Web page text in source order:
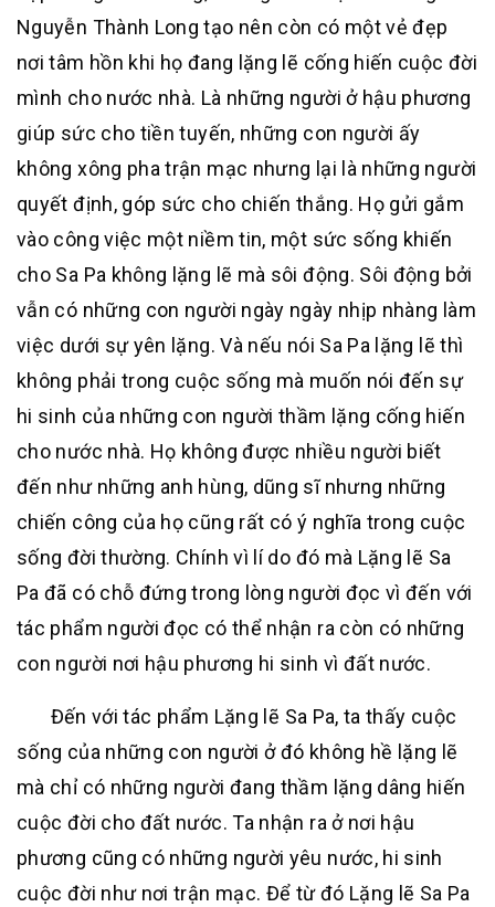
Nguyễn Thành Long tạo nên còn có một vẻ đẹp
nơi tâm hồn khi họ đang lặng lẽ cống hiến cuộc đời
mình cho nước nhà. Là những người ở hậu phương
giúp sức cho tiền tuyến, những con người ấy
không xông pha trận mạc nhưng lại là những người
quyết định, góp sức cho chiến thắng. Họ gửi gắm
vào công việc một niềm tin, một sức sống khiến
cho Sa Pa không lặng lẽ mà sôi động. Sôi động bởi
vẫn có những con người ngày ngày nhịp nhàng làm
việc dưới sự yên lặng. Và nếu nói Sa Pa lặng lẽ thì
không phải trong cuộc sống mà muốn nói đến sự
hi sinh của những con người thầm lặng cống hiến
cho nước nhà. Họ không được nhiều người biết
đến như những anh hùng, dũng sĩ nhưng những
chiến công của họ cũng rất có ý nghĩa trong cuộc
sống đời thường. Chính vì lí do đó mà Lặng lẽ Sa
Pa đã có chỗ đứng trong lòng người đọc vì đến với
tác phẩm người đọc có thể nhận ra còn có những
con người nơi hậu phương hi sinh vì đất nước.
Đến với tác phẩm Lặng lẽ Sa Pa, ta thấy cuộc
sống của những con người ở đó không hề lặng lẽ
mà chỉ có những người đang thầm lặng dâng hiến
cuộc đời cho đất nước. Ta nhận ra ở nơi hậu
phương cũng có những người yêu nước, hi sinh
cuộc đời như nơi trận mạc. Để từ đó Lặng lẽ Sa Pa